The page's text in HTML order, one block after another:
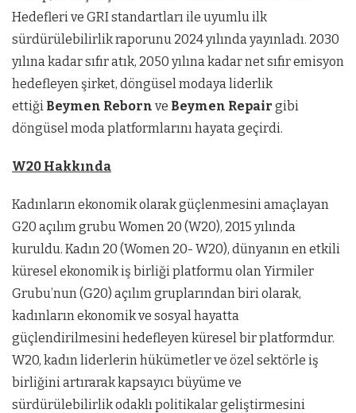
Hedefleri ve GRI standartları ile uyumlu ilk
sürdürülebilirlik raporunu 2024 yılında yayınladı. 2030
yılına kadar sıfır atık, 2050 yılına kadar net sıfır emisyon
hedefleyen şirket, döngüsel modaya liderlik
ettiği Beymen Reborn ve Beymen Repair gibi
döngüsel moda platformlarını hayata geçirdi.
W20 Hakkında
Kadınların ekonomik olarak güçlenmesini amaçlayan
G20 açılım grubu Women 20 (W20), 2015 yılında
kuruldu. Kadın 20 (Women 20- W20), dünyanın en etkili
küresel ekonomik iş birliği platformu olan Yirmiler
Grubu’nun (G20) açılım gruplarından biri olarak,
kadınların ekonomik ve sosyal hayatta
güçlendirilmesini hedefleyen küresel bir platformdur.
W20, kadın liderlerin hükümetler ve özel sektörle iş
birliğini artırarak kapsayıcı büyüme ve
sürdürülebilirlik odaklı politikalar geliştirmesini